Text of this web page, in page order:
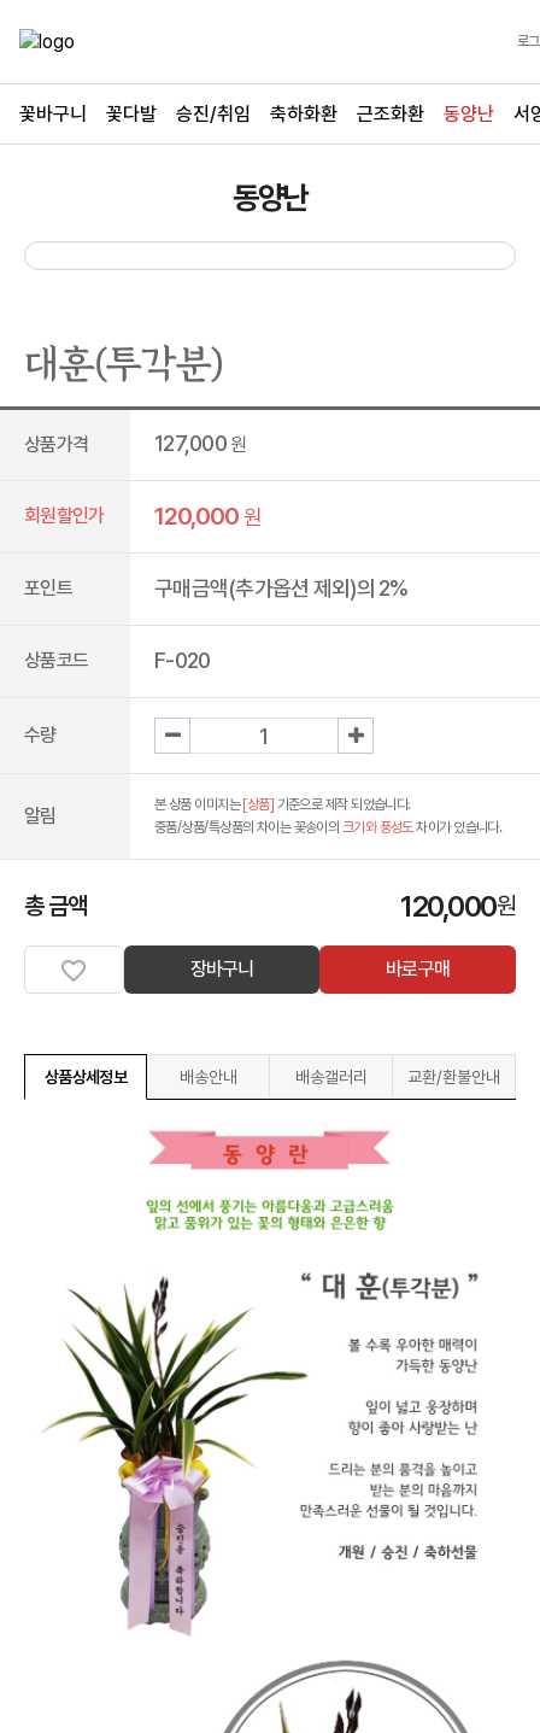
로
꽃바구니 꽃다발 승진/취임 축하화환 근조화환 동양난 서
동양난
대훈(투각분)
상품가격 127,000 원
회원할인가 120,000원
포인트 구매금액(추가옵션 제외)의 2%
상품코드 F-020
수량
알림 본 상품 이미지는 [상품] 기준으로 제작 되었습니다.
중품/상품/특상품의 차이는 꽃송이의 크기와 풍성도차이가 있습니다.
총 금액 120,000원
장바구니 바로구매
상품상세정보 배송안내 배송갤러리 교환/환불안내